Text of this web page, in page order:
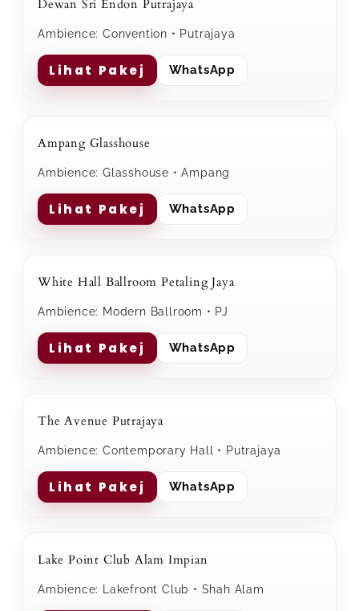
Dewan Sri Endon Putrajaya
Ambience: Convention • Putrajaya
Lihat Pakej WhatsApp
Ampang Glasshouse
Ambience: Glasshouse • Ampang
Lihat Pakej WhatsApp
White Hall Ballroom Petaling Jaya
Ambience: Modern Ballroom • PJ
Lihat Pakej WhatsApp
The Avenue Putrajaya
Ambience: Contemporary Hall • Putrajaya
Lihat Pakej WhatsApp
Lake Point Club Alam Impian
Ambience: Lakefront Club • Shah Alam